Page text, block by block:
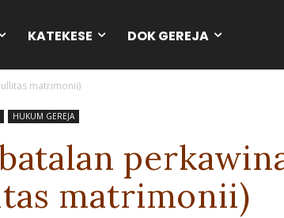
KATEKESE DOK GEREJA
matrimonii)
HUKUM GEREJA
matrimonii)